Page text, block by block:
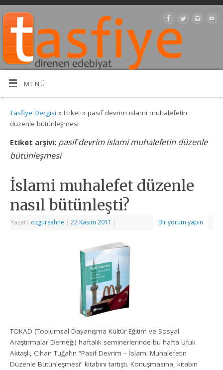
MENÜ
Tasfiye Dergisi » Etiket » pasif devrim islami muhalefetin
düzenle bütünleşmesi
Etiket arşivi: pasif devrim islami muhalefetin düzenle
bütünleşmesi
İslami muhalefet düzenle
nasıl bütünleşti?
Yazarı: ozgursahne | 22 Kasım 2011 | Bir yorum yapın
TOKAD (Toplumsal Dayanışma Kültür Eğitim ve Sosyal
Araştırmalar Derneği) haftalık seminerlerinde bu hafta Ufuk
Aktaşlı, Cihan Tuğal’ın “Pasif Devrim – İslami Muhalefetin
Düzenle Bütünleşmesi” kitabını tartıştı. Konuşmasına, kitabın